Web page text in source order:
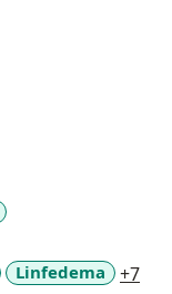
orientar dentro
morales,
familias, la
Linfedema +7